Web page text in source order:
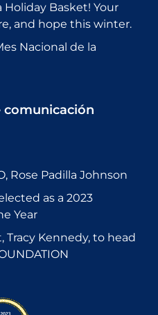
Holiday Basket! Your
and hope this winter.
Nacional de la
comunicación
Rose Padilla Johnson
as a 2023
Year
Tracy Kennedy, to head